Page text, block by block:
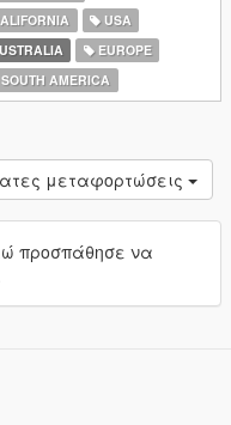
USA
EUROPE
AMERICA
μεταφορτώσεις
προσπάθησε να